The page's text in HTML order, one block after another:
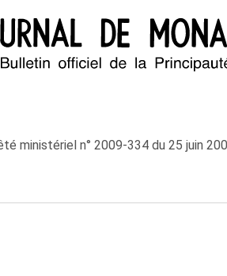
ministériel n° 2009-334 du 25 juin